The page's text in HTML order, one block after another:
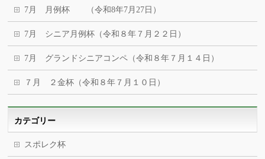
7月 月例杯 （令和8年7月27日）
7月 シニア月例杯（令和８年７月２２日）
7月 グランドシニアコンペ（令和８年７月１４日）
７月 ２金杯（令和８年７月１０日）
カテゴリー
スポレク杯